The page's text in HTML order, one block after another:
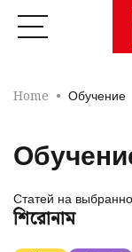
Home Обучение
Статей на
শিরোনাম